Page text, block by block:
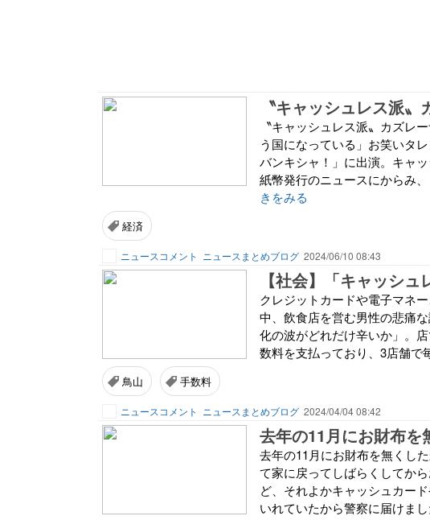
〝キャッシュレス派〟カズレ
う国になっている」お笑いタ
バンキシャ！」に出演。キャ
紙幣発行のニュースにからみ
きをみる
経済
ニュースコメント ニュースまとめブログ 2024/06/10 08:43
クレジットカードや電子マネ
中、飲食店を営む男性の悲痛
化の波がどれだけ辛いか」。
数料を支払っており、3店舗で
鳥山 手数料
ニュースコメント ニュースまとめブログ 2024/04/04 08:42
去年の11月にお財布を
去年の11月にお財布を無くし
て家に戻ってしばらくしてか
ど、それよかキャッシュカー
いれていたから警察に届けま